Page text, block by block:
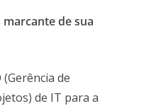
de sua
de
de IT para a